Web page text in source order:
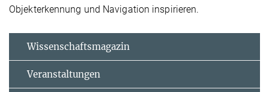
Objekterkennung und Navigation inspirieren.
Wissenschaftsmagazin
Veranstaltungen